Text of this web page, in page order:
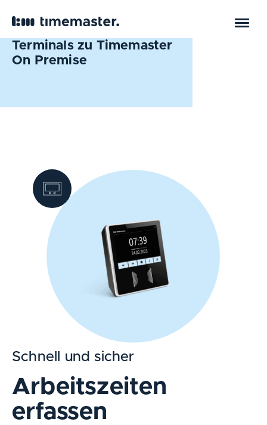
Terminals zu Timemaster
On Premise
Schnell und sicher
Arbeitszeiten
erfassen​